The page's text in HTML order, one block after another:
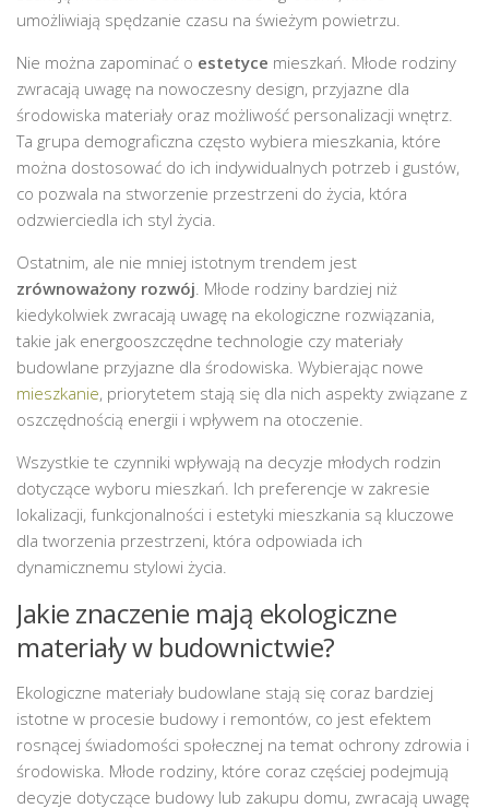
umożliwiają spędzanie czasu na świeżym powietrzu.
Nie można zapominać o estetyce mieszkań. Młode rodziny
zwracają uwagę na nowoczesny design, przyjazne dla
środowiska materiały oraz możliwość personalizacji wnętrz.
Ta grupa demograficzna często wybiera mieszkania, które
można dostosować do ich indywidualnych potrzeb i gustów,
co pozwala na stworzenie przestrzeni do życia, która
odzwierciedla ich styl życia.
Ostatnim, ale nie mniej istotnym trendem jest
zrównoważony rozwój . Młode rodziny bardziej niż
kiedykolwiek zwracają uwagę na ekologiczne rozwiązania,
takie jak energooszczędne technologie czy materiały
budowlane przyjazne dla środowiska. Wybierając nowe
mieszkanie, priorytetem stają się dla nich aspekty związane z
oszczędnością energii i wpływem na otoczenie.
Wszystkie te czynniki wpływają na decyzje młodych rodzin
dotyczące wyboru mieszkań. Ich preferencje w zakresie
lokalizacji, funkcjonalności i estetyki mieszkania są kluczowe
dla tworzenia przestrzeni, która odpowiada ich
dynamicznemu stylowi życia.
Jakie znaczenie mają ekologiczne
materiały w budownictwie?
Ekologiczne materiały budowlane stają się coraz bardziej
istotne w procesie budowy i remontów, co jest efektem
rosnącej świadomości społecznej na temat ochrony zdrowia i
środowiska. Młode rodziny, które coraz częściej podejmują
decyzje dotyczące budowy lub zakupu domu, zwracają uwagę